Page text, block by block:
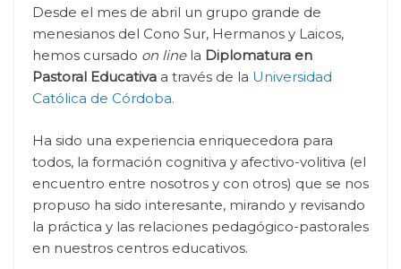
Desde el mes de abril un grupo grande de
menesianos del Cono Sur, Hermanos y Laicos,
hemos cursado on linela Diplomatura en
Pastoral Educativa a través de la Universidad
Católica de Córdoba.
Ha sido una experiencia enriquecedora para
todos, la formación cognitiva y afectivo-volitiva (el
encuentro entre nosotros y con otros) que se nos
propuso ha sido interesante, mirando y revisando
la práctica y las relaciones pedagógico-pastorales
en nuestros centros educativos.